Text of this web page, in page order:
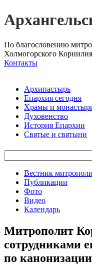
По благословению
Холмогорского Корнилия
Контакты
Архипастырь
Епархия сегодня
Храмы и
Духовенство
История Епархии
Святые и святыни
Вестник
Публикации
Фото
Видео
Календарь
Митрополит
сотрудниками
по